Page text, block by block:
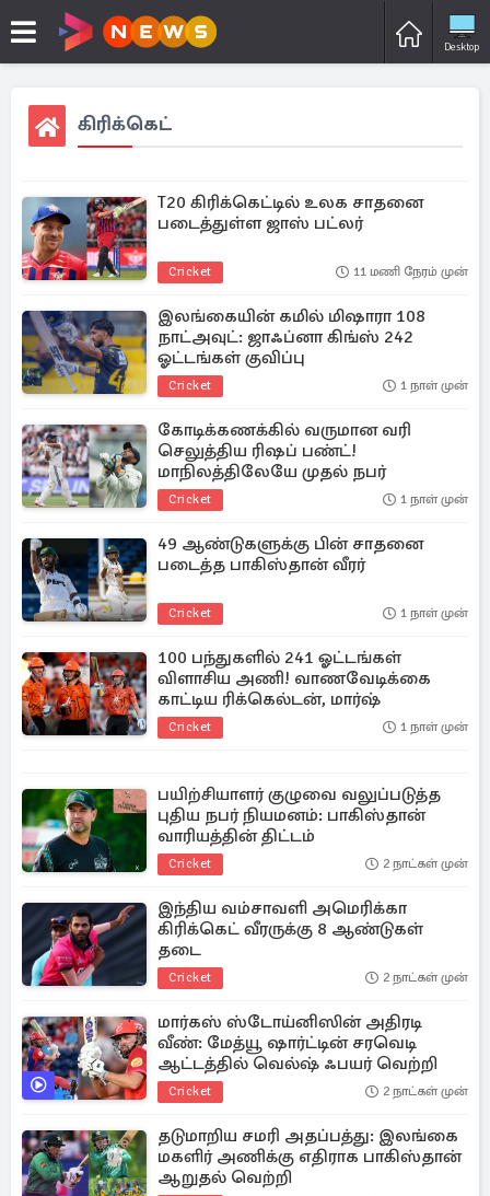
Desktop
கிரிக்கெட்
T20 கிரிக்கெட்டில் உலக சாதனை
படைத்துள்ள ஜாஸ் பட்லர்
Cricket 11 மணி நேரம் முன்
இலங்கையின் கமில் மிஷாரா 108
நாட்அவுட்: ஜாஃப்னா கிங்ஸ் 242
ஓட்டங்கள் குவிப்பு
Cricket 1 நாள் முன்
கோடிக்கணக்கில் வருமான வரி
செலுத்திய ரிஷப் பண்ட்!
மாநிலத்திலேயே முதல் நபர்
Cricket 1 நாள் முன்
49 ஆண்டுகளுக்கு பின் சாதனை
படைத்த பாகிஸ்தான் வீரர்
Cricket 1 நாள் முன்
100 பந்துகளில் 241 ஓட்டங்கள்
விளாசிய அணி! வாணவேடிக்கை
காட்டிய ரிக்கெல்டன், மார்ஷ்
Cricket 1 நாள் முன்
பயிற்சியாளர் குழுவை வலுப்படுத்த
புதிய நபர் நியமனம்: பாகிஸ்தான்
வாரியத்தின் திட்டம்
Cricket 2 நாட்கள் முன்
இந்திய வம்சாவளி அமெரிக்கா
கிரிக்கெட் வீரருக்கு 8 ஆண்டுகள்
தடை
Cricket 2 நாட்கள் முன்
மார்கஸ் ஸ்டோய்னிஸின் அதிரடி
வீண்: மேத்யூ ஷார்ட்டின் சரவெடி
ஆட்டத்தில் வெல்ஷ் ஃபயர் வெற்றி
Cricket 2 நாட்கள் முன்
தடுமாறிய சமரி அதப்பத்து: இலங்கை
மகளிர் அணிக்கு எதிராக பாகிஸ்தான்
ஆறுதல் வெற்றி